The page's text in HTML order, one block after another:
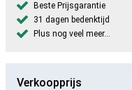
Beste Prijsgarantie
31 dagen bedenktijd
Plus nog veel meer...
Verkoopprijs